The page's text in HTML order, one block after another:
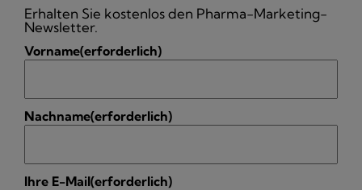
Erhalten Sie kostenlos den Pharma-Marketing-
Newsletter.
Vorname(erforderlich)
Nachname(erforderlich)
Ihre E-Mail(erforderlich)